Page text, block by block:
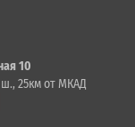
10
ш., 25км от МКАД